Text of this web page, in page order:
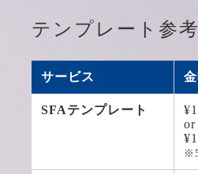
テンプレート参
サービス
SFAテンプレート
or